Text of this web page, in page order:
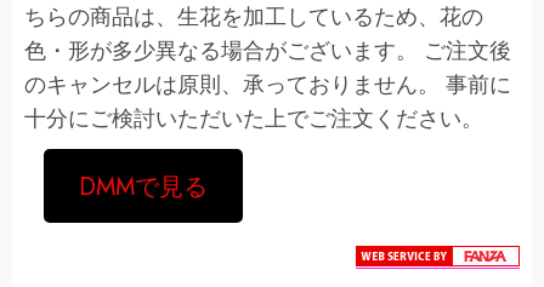
ちらの商品は、生花を加工しているため、花の
色・形が多少異なる場合がございます。 ご注文後
のキャンセルは原則、承っておりません。 事前に
十分にご検討いただいた上でご注文ください。
DMMで見る